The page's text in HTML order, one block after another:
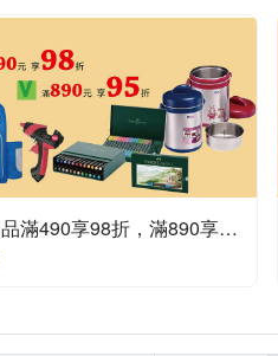
文具/辦公用品滿490享98折，滿890享95折